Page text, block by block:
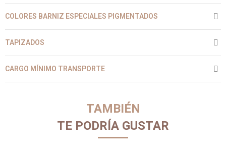
COLORES BARNIZ ESPECIALES PIGMENTADOS
TAPIZADOS
CARGO MÍNIMO TRANSPORTE
TAMBIÉN
TE PODRÍA GUSTAR